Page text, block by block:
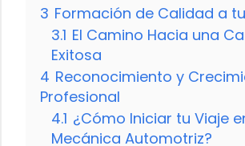
3 Formación de Calidad a
3.1 El Camino Hacia una
Exitosa
4 Reconocimiento y
Profesional
4.1 ¿Cómo Iniciar tu Viaje
Mecánica Automotriz?